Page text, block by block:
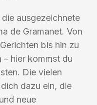
ausgezeichnete
de Gramanet. Von
bis hin zu
– hier kommst du
Die vielen
dazu ein, die
neue